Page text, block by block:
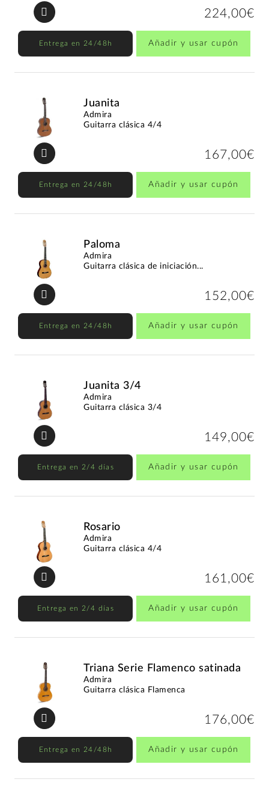
224,00€
Entrega en 24/48h Añadir y usar cupón
Juanita
Admira
Guitarra clásica 4/4
167,00€
Entrega en 24/48h Añadir y usar cupón
Paloma
Admira
Guitarra clásica de iniciación...
152,00€
Entrega en 24/48h Añadir y usar cupón
Juanita 3/4
Admira
Guitarra clásica 3/4
149,00€
Entrega en 2/4 días Añadir y usar cupón
Rosario
Admira
Guitarra clásica 4/4
161,00€
Entrega en 2/4 días Añadir y usar cupón
Triana Serie Flamenco satinada
Admira
Guitarra clásica Flamenca
176,00€
Entrega en 24/48h Añadir y usar cupón